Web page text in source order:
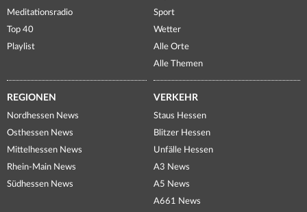
Meditationsradio
Top 40
Playlist
Sport
Wetter
Alle Orte
Alle Themen
REGIONEN
Nordhessen News
Osthessen News
Mittelhessen News
Rhein-Main News
Südhessen News
VERKEHR
Staus Hessen
Blitzer Hessen
Unfälle Hessen
A3 News
A5 News
A661 News